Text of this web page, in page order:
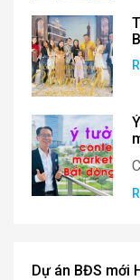
Dự án BĐS mới